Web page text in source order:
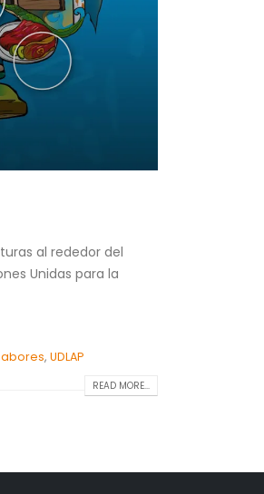
al rededor del
Unidas para la
, UDLAP
READ MORE...